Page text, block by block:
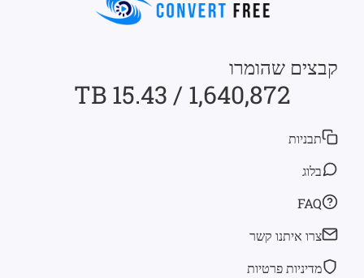
קבצים שהומרו
1,640,872 / 15.43 TB
תבניות
בלוג
FAQ
צרו איתנו קשר
מדיניות פרטיות